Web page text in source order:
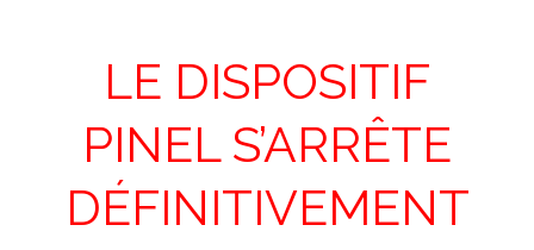
LE DISPOSITIF
PINEL S’ARRÊTE
DÉFINITIVEMENT